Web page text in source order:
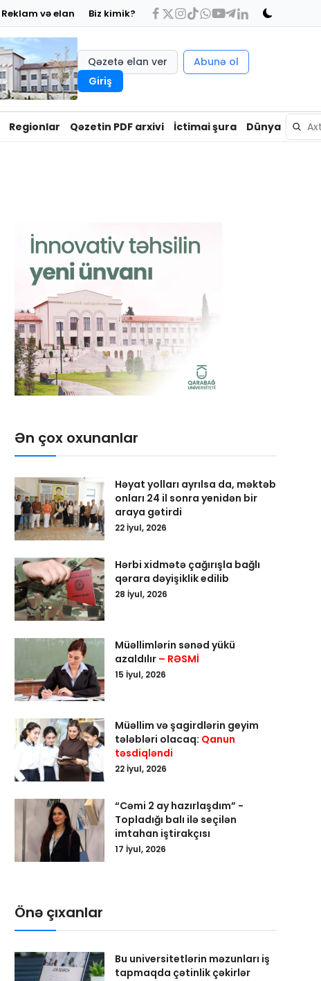
Reklam və elan Biz kimik?
Qəzetə elan ver
Abunə ol
Giriş
Regionlar Qəzetin PDF arxivi İctimai şura Dünya
Ən çox oxunanlar
Həyat yolları ayrılsa da, məktəb
onları 24 il sonra yenidən bir
araya gətirdi
22 İyul, 2026
Hərbi xidmətə çağırışla bağlı
qərara dəyişiklik edilib
28 İyul, 2026
Müəllimlərin sənəd yükü
azaldılır – RƏSMİ
15 İyul, 2026
Müəllim və şagirdlərin geyim
tələbləri olacaq: Qanun
təsdiqləndi
22 İyul, 2026
“Cəmi 2 ay hazırlaşdım” -
Topladığı balı ilə seçilən
imtahan iştirakçısı
17 İyul, 2026
Önə çıxanlar
Bu universitetlərin məzunları iş
tapmaqda çətinlik çəkirlər